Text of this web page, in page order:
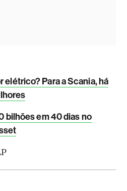
Para a Scania, há
bilhões em 40 dias no